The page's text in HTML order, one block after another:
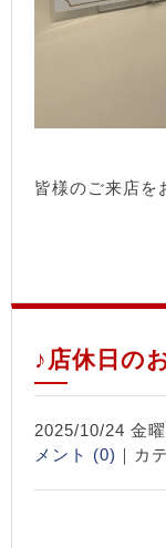
皆様のご来店を
♪店休日の
2025/10/24 金
メント (0) ｜カ